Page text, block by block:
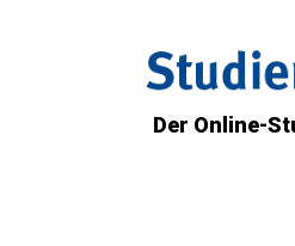
Der Online-